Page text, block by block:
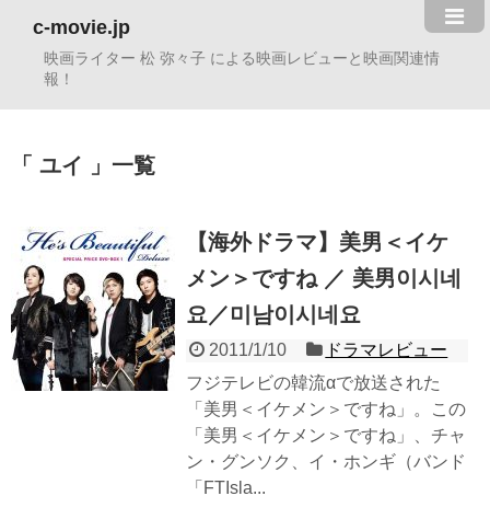
c-movie.jp
映画ライター 松 弥々子 による映画レビューと映画関連情
報！
ユイ 一覧
【海外ドラマ】美男＜イケ
メン＞ですね ／ 美男이시네
요／미남이시네요
2011/1/10
ドラマレビュー
フジテレビの韓流αで放送された
「美男＜イケメン＞ですね」。この
「美男＜イケメン＞ですね」、チャ
ン・グンソク、イ・ホンギ（バンド
「FTIsla...